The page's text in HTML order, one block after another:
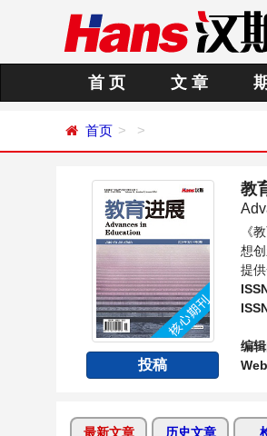
首 页 文 章
首页
投稿
教
《
想
提
编
最新文章 历史文章